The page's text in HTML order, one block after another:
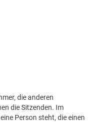
die anderen
die Sitzenden. Im
Person steht, die einen